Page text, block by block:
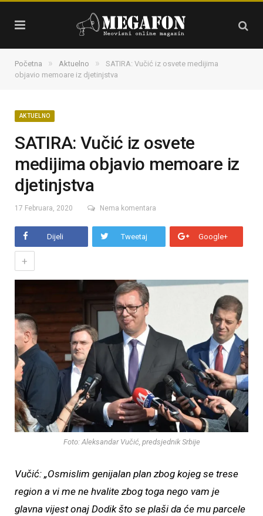
Početna » Aktuelno »
SATIRA: Vučić iz osvete medijima
objavio memoare iz djetinjstva
AKTUELNO
SATIRA: Vučić iz osvete
medijima objavio memoare iz
djetinjstva
17 Februara, 2020 Nema komentara
Dijeli Tweetaj Google+
+
Foto: Aleksandar Vučić, predsjednik Srbije
Vučić: „Osmislim genijalan plan zbog kojeg se trese
region a vi me ne hvalite zbog toga nego vam je
glavna vijest onaj Dodik što se plaši da će mu parcele